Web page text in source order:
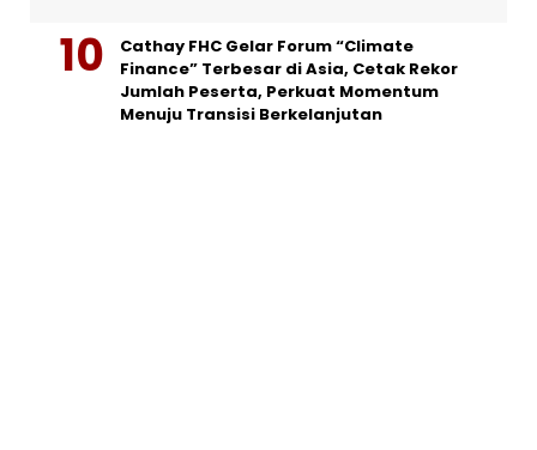
Cathay FHC Gelar Forum “Climate
Finance” Terbesar di Asia, Cetak Rekor
Jumlah Peserta, Perkuat Momentum
Menuju Transisi Berkelanjutan